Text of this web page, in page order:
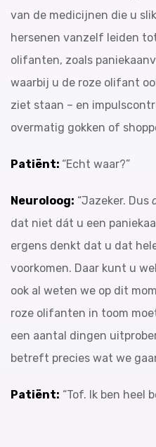
van de medicijnen die u
hersenen vanzelf leiden
olifanten, zoals
waarbij u de roze olifant
ziet staan – en
overmatig gokken of
Patiënt: “Echt waar?”
Neuroloog: “Jazeker. Dus
dat niet dát u een
ergens denkt dat u dat
voorkomen. Daar kunt u
ook al weten we op dit
roze olifanten in toom
een aantal dingen
betreft precies wat we
Patiënt: “Tof. Ik ben heel